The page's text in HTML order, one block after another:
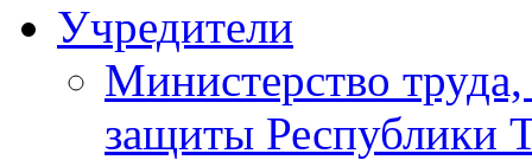
Учредители
Министерство
защиты Республики